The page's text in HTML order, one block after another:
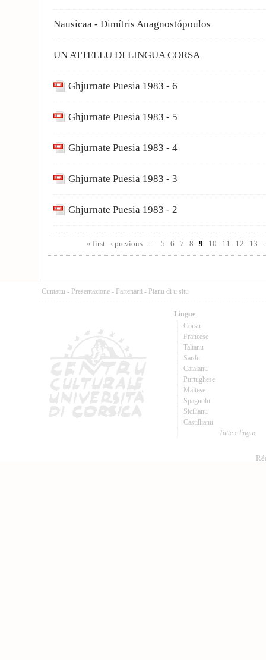
Nausicaa - Dimítris Anagnostópoulos
UN ATTELLU DI LINGUA CORSA
Ghjurnate Puesia 1983 - 6
Ghjurnate Puesia 1983 - 5
Ghjurnate Puesia 1983 - 4
Ghjurnate Puesia 1983 - 3
Ghjurnate Puesia 1983 - 2
« first
‹ previous … 5 6 7 8 9 10 11 12 13
Cuntattu - Presentazione - Partenarii - Pianu di u situ
Lingue
Corsu
Francese
Talianu
Sardu
Catalanu
Purtughese
Maltese
Spagnolu
Sicilianu
Castillianu
Tutte e lingue